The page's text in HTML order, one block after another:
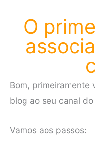
O
Bom, primeiramente
blog ao seu canal
Vamos aos passos: